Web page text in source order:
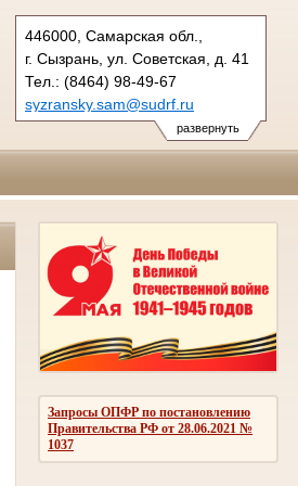
развернуть
446000, Самарская обл.,
г. Сызрань, ул. Советская, д. 41
Тел.: (8464) 98-49-67
syzransky.sam@sudrf.ru
Запросы ОПФР по постановлению
Правительства РФ от 28.06.2021 №
1037